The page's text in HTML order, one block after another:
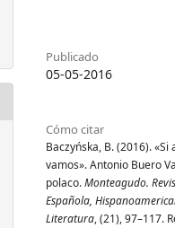
Publicado
05-05-2016
Cómo citar
Baczyńska, B. (2016). «Si
vamos». Antonio Buero
polaco.Monteagudo.
Española,
Literatura, (21), 97–117.